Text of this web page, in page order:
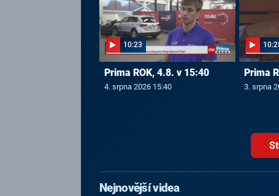
10:23
Prima ROK, 4.8. v 15:40
4. srpna 2026 15:40
Prima
3. srpna
Nejnovější videa